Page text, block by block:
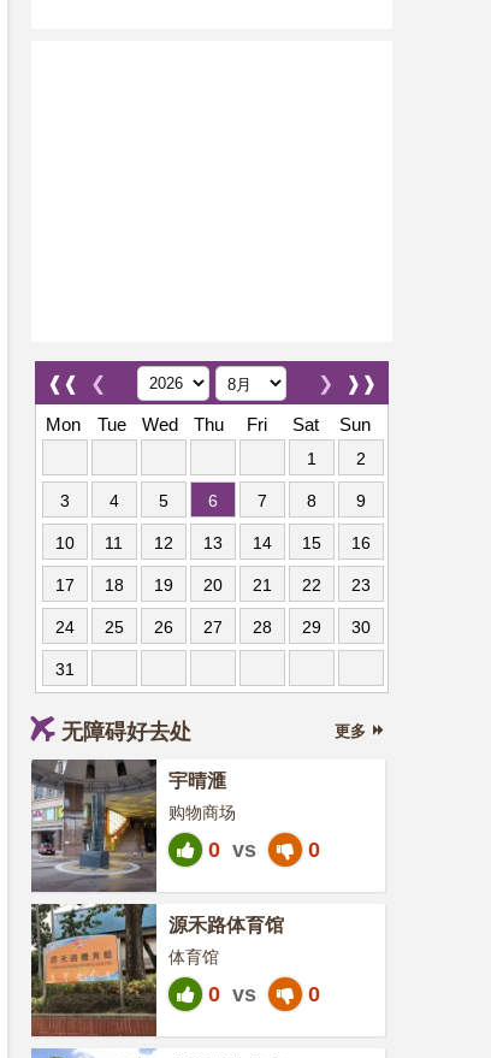
❰❰ ❮ ❱❱
❯
Mon
Tue Wed Thu Fri Sat Sun
1 2
3 4 5 6 7 8 9
10 11 12 13 14 15 16
17 18 19 20 21 22 23
24 25 26 27 28 29 30
31
无障碍好去处 更多
宇晴滙
购物商场
0 vs 0
源禾路体育馆
体育馆
0 vs 0